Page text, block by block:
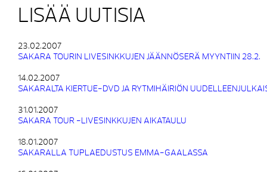
LISÄÄ UUTISIA
23.02.2007
SAKARA TOURIN LIVESINKKUJEN JÄÄNNÖSERÄ MYYNTIIN 28.2.
14.02.2007
SAKARALTA KIERTUE-DVD JA RYTMIHÄIRIÖN
31.01.2007
SAKARA TOUR -LIVESINKKUJEN AIKATAULU
18.01.2007
SAKARALLA TUPLAEDUSTUS EMMA-GAALASSA